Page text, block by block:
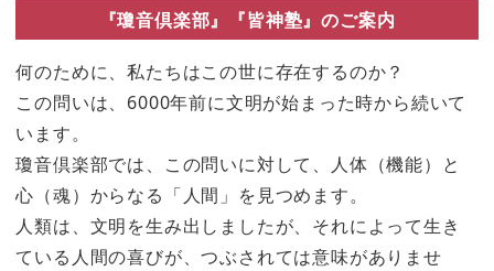
『瓊音倶楽部』『皆神塾』のご案内
何のために、私たちはこの世に存在するのか？
この問いは、6000年前に文明が始まった時から続いて
います。
瓊音倶楽部では、この問いに対して、人体（機能）と
心（魂）からなる「人間」を見つめます。
人類は、文明を生み出しましたが、それによって生き
ている人間の喜びが、つぶされては意味がありませ